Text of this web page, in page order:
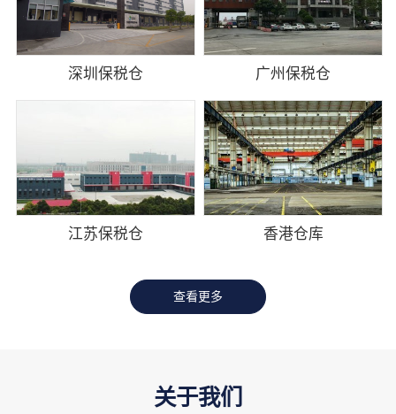
深圳保税仓 广州保税仓
江苏保税仓 香港仓库
查看更多
关于我们